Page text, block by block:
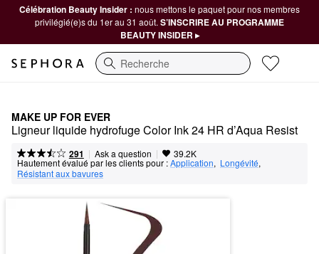
Célébration Beauty Insider : nous mettons le paquet pour nos membres
privilégié(e)s du 1er au 31 août. S’INSCRIRE AU PROGRAMME
BEAUTY INSIDER ▸
Recherche
MAKE UP FOR EVER
Ligneur liquide hydrofuge Color Ink 24 HR d’Aqua Resist
291 | Ask a question | 39.2K
Hautement évalué par les clients pour :Application, Longévité,
Résistant aux bavures